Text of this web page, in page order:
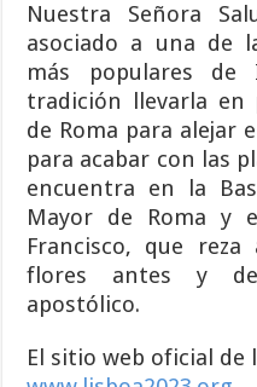
Nuestra Señora
asociado a una de
más populares
tradición llevarla en
de Roma para alejar
para acabar con las
encuentra en la
Mayor de Roma y
Francisco, que
flores antes y
apostólico.
El sitio web oficial de